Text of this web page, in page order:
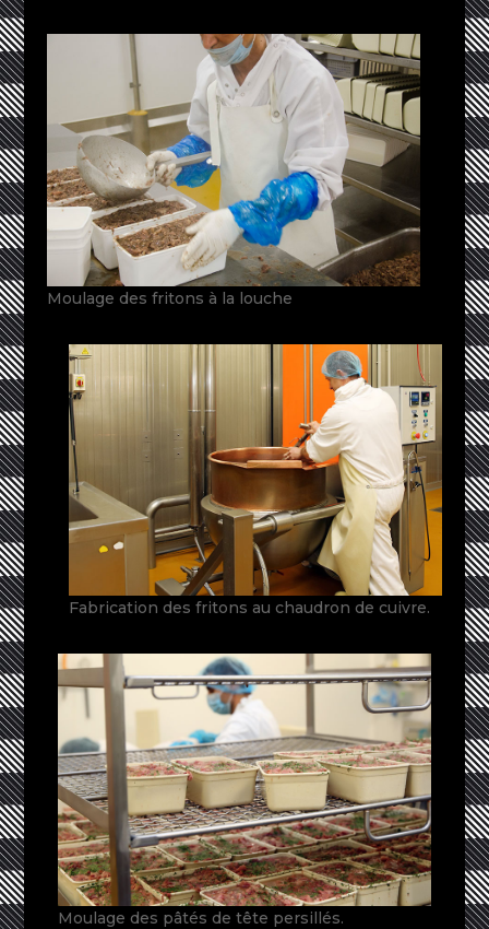
Moulage des fritons à la louche
Fabrication des fritons au chaudron de cuivre.
Moulage des pâtés de tête persillés.